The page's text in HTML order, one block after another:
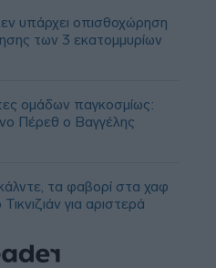
υπάρχει οπισθοχώρηση
των 3 εκατομμυρίων
ομάδων παγκοσμίως:
Πέρεθ ο Βαγγέλης
τα φαβορί στα χαφ
για αριστερά